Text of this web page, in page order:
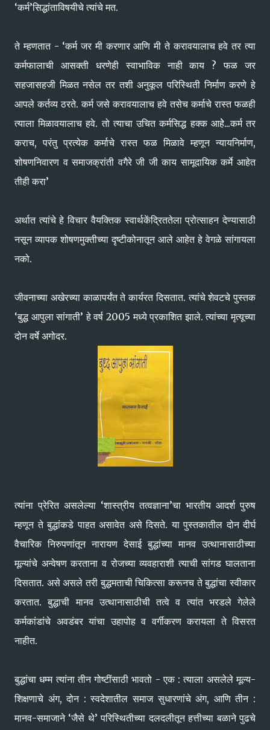
‘कर्म’सिद्धांताविषयीचे त्यांचे मत.
ते म्हणतात - ‘कर्म जर मी करणार आणि मी ते करावयालाच हवे तर त्या
कर्मफालाची आसक्ती धरणेही स्वाभाविक नाही काय ? फळ जर
सहजासहजी मिळत नसेल तर तशी अनुकूल परिस्थिती निर्माण करणे हे
आपले कर्तव्य ठरते. कर्म जसे करावयालाच हवे तसेच कर्माचे रास्त फळही
त्याला मिळावयालाच हवे. तो त्याचा उचित कर्मसिद्ध हक्क आहेे...कर्म तर
कराच, परंतु प्रत्येक कर्माचे रास्त फळ मिळावे म्हणून न्यायनिर्माण,
शोषणनिवारण व समाजक्रांती वगैरे जी जी काय सामूदायिक कर्मे आहेत
तीही करा’
अर्थात त्यांचे हे विचार वैयक्तिक स्वार्थकेंद्रिततेला प्रोत्साहन देण्यासाठी
नसून व्यापक शोषणमुक्तीच्या दृष्टीकोनातून आले आहेत हे वेगळे सांगायला
नको.
जीवनाच्या अखेरच्या काळापर्यंत ते कार्यरत दिसतात. त्यांचे शेवटचे पुस्तक
‘बुद्ध आपुला सांगाती’ हे वर्ष 2005 मध्ये प्रकाशित झाले. त्यांच्या मृत्यूच्या
दोन वर्षे अगोदर.
त्यांना प्रेरित असलेल्या ‘शास्त्रीय तत्वज्ञाना’चा भारतीय आदर्श पुरुष
म्हणून ते बुद्धांकडे पाहत असावेत असे दिसते. या पुस्तकातील दोन दीर्घ
वैचारिक निरुपणांतून नारायण देसाई बुद्धांच्या मानव उत्थानासाठीच्या
मूल्यांचे अन्वेषण करताना व रोजच्या व्यवहाराशी त्याची सांगड घालताना
दिसतात. असे असले तरी बुद्धमताची चिकित्सा करूनच ते बुद्धांचा स्वीकार
करतात. बुद्धाची मानव उत्थानासाठीची तत्वे व त्यांत भरडले गेलेले
कर्मकांडांचे अवडंबर यांचा उहापोह व वर्गीकरण करायला ते विसरत
नाहीत.
बुद्धांचा धम्म त्यांना तीन गोष्टींसाठी भावतो - एक : त्याला असलेले मूल्य-
शिक्षणाचे अंग, दोन : स्वदेशातील समाज सुधारणांचे अंग, आणि तीन :
मानव-समाजाने ‘जैसे थे’ परिस्थितीच्या दलदलीतून हत्तीच्या बळाने पुढचे